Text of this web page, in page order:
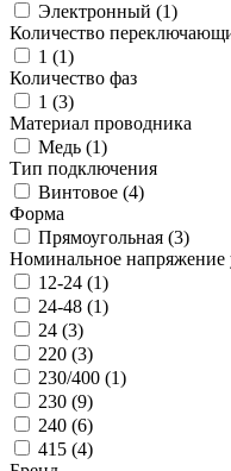
Электронный (1)
Количество
1 (1)
Количество фаз
1 (3)
Материал проводника
Медь (1)
Тип подключения
Винтовое (4)
Форма
Прямоугольная (3)
Номинальное напряжение
12-24 (1)
24-48 (1)
24 (3)
220 (3)
230/400 (1)
230 (9)
240 (6)
415 (4)